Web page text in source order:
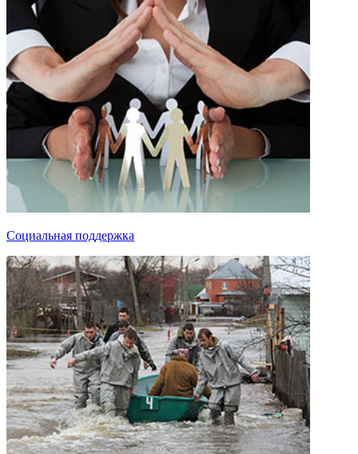
Социальная поддержка